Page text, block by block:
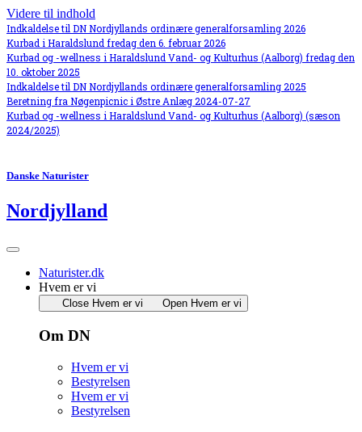
Videre til indhold
Indkaldelse til DN Nordjyllands ordinære generalforsamling 2026
Kurbad i Haraldslund fredag den 6. februar 2026
Kurbad og -wellness i Haraldslund Vand- og Kulturhus (Aalborg) fredag den
10. oktober 2025
Indkaldelse til DN Nordjyllands ordinære generalforsamling 2025
Beretning fra Nøgenpicnic i Østre Anlæg 2024-07-27
Kurbad og -wellness i Haraldslund Vand- og Kulturhus (Aalborg) (sæson
2024/2025)
Danske Naturister
Nordjylland
Naturister.dk
Hvem er vi
Close Hvem er vi Open Hvem er vi
Om DN
Hvem er vi
Bestyrelsen
Hvem er vi
Bestyrelsen